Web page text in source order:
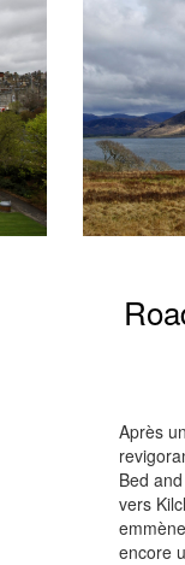
Après
Bed
vers
encore